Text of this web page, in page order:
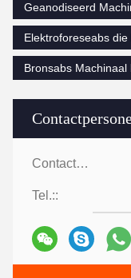
Contactpersonen:
Tel.::
Geanodiseerd
Elektroforeseabs
Bronsabs Machinaal